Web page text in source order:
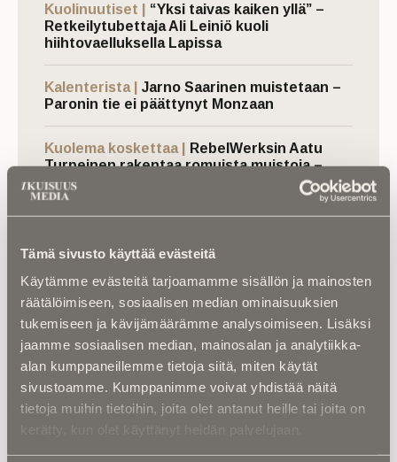
Tämä sivusto käyttää evästeitä
Käytämme evästeitä tarjoamamme sisällön ja mainosten
räätälöimiseen, sosiaalisen median ominaisuuksien
tukemiseen ja kävijämäärämme analysoimiseen. Lisäksi
jaamme sosiaalisen median, mainosalan ja analytiikka-
alan kumppaneillemme tietoja siitä, miten käytät
sivustoamme. Kumppanimme voivat yhdistää näitä
tietoja muihin tietoihin, joita olet antanut heille tai joita on
kerätty, kun olet käyttänyt heidän palvelujaan.
Kuolinuutiset |
“Yksi taivas kaiken yllä” –
Retkeilytubettaja Ali Leiniö kuoli
hiihtovaelluksella Lapissa
Kalenterista |
Jarno Saarinen muistetaan –
Paronin tie ei päättynyt Monzaan
Kuolema koskettaa |
RebelWerksin Aatu
Turpeinen rakentaa romuista muistoja –
“Mulla on ihan kiire elää”
hallintaoikeus siirtyy vuosikymmenten
kuluessa?
Luitko jo nämä?